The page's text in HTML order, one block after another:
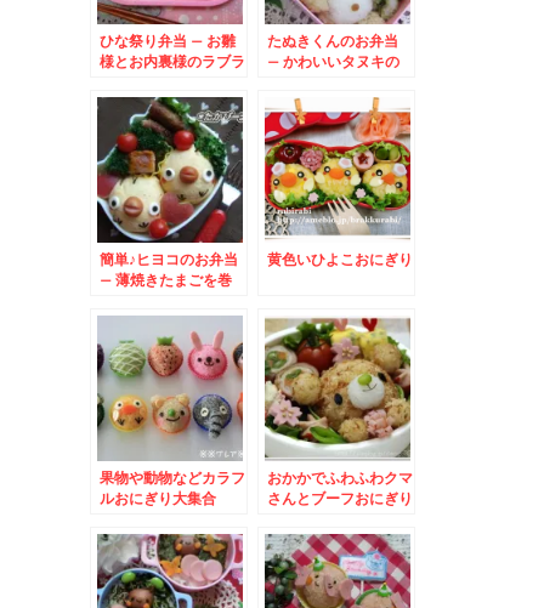
ひな祭り弁当 – お雛
様とお内裏様のラブラ
たぬきくんのお弁当
– かわいいタヌキの
簡単♪ヒヨコのお弁当
– 薄焼きたまごを巻
黄色いひよこおにぎり
果物や動物などカラフ
ルおにぎり大集合
おかかでふわふわクマ
さんとブーフおにぎり